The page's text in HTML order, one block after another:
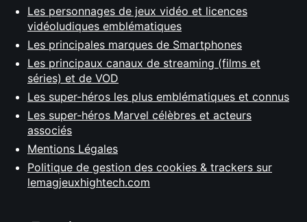
Les personnages de jeux vidéo et licences
vidéoludiques emblématiques
Les principales marques de Smartphones
Les principaux canaux de streaming (films et
séries) et de VOD
Les super-héros les plus emblématiques et connus
Les super-héros Marvel célèbres et acteurs
associés
Mentions Légales
Politique de gestion des cookies & trackers sur
lemagjeuxhightech.com